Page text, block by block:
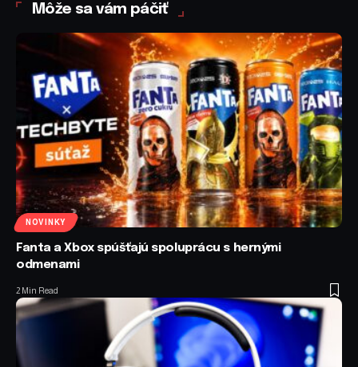
Môže sa vám páčiť
NOVINKY
Fanta a Xbox spúšťajú spoluprácu s hernými
odmenami
2 Min Read